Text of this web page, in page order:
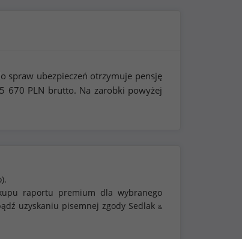
spraw ubezpieczeń otrzymuje pensję
5 670 PLN brutto. Na zarobki powyżej
raportu premium dla wybranego
uzyskaniu pisemnej zgody Sedlak &